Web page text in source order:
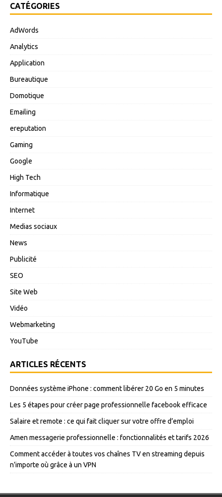
CATÉGORIES
AdWords
Analytics
Application
Bureautique
Domotique
Emailing
ereputation
Gaming
Google
High Tech
Informatique
Internet
Medias sociaux
News
Publicité
SEO
Site Web
Vidéo
Webmarketing
YouTube
ARTICLES RÉCENTS
Données système iPhone : comment libérer 20 Go en 5 minutes
Les 5 étapes pour créer page professionnelle facebook efficace
Salaire et remote : ce qui fait cliquer sur votre offre d’emploi
Amen messagerie professionnelle : fonctionnalités et tarifs 2026
Comment accéder à toutes vos chaînes TV en streaming depuis
n’importe où grâce à un VPN